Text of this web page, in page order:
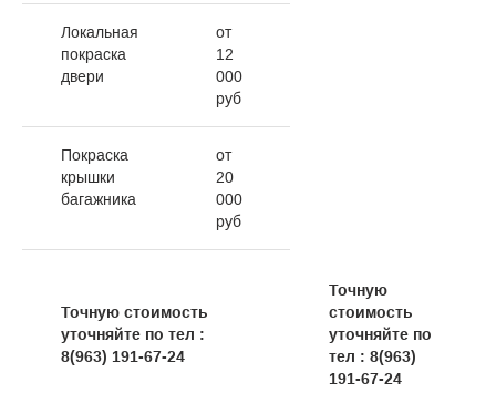
Локальная
покраска
двери
от
12
000
руб
Покраска
крышки
багажника
от
20
000
руб
Точную стоимость
уточняйте по тел :
8(963) 191-67-24
Точную
стоимость
уточняйте по
тел : 8(963)
191-67-24